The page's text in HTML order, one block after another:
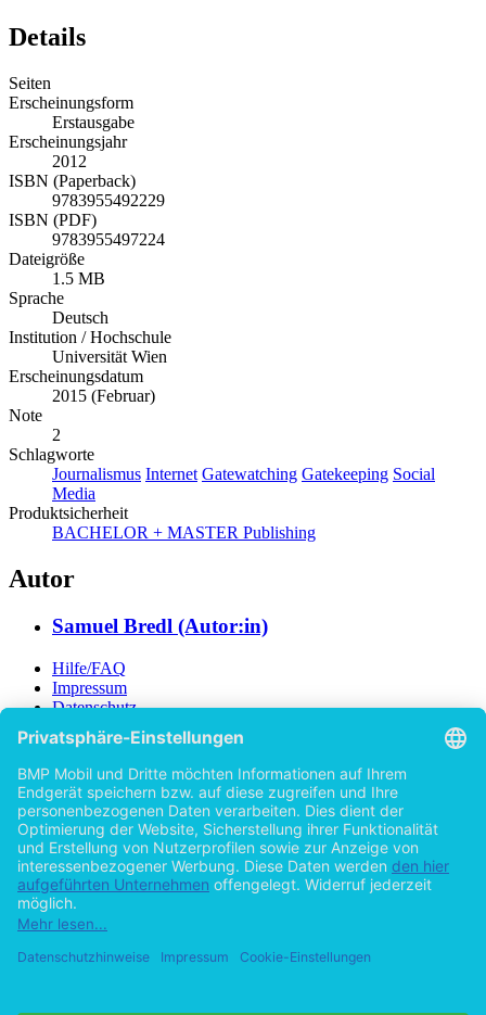
Details
Seiten
Erscheinungsform
Erstausgabe
Erscheinungsjahr
2012
ISBN (Paperback)
9783955492229
ISBN (PDF)
9783955497224
Dateigröße
1.5 MB
Sprache
Deutsch
Institution / Hochschule
Universität Wien
Erscheinungsdatum
2015 (Februar)
Note
2
Schlagworte
Journalismus Internet Gatewatching Gatekeeping Social
Media
Produktsicherheit
BACHELOR + MASTER Publishing
Autor
Samuel Bredl (Autor:in)
Hilfe/FAQ
Impressum
Datenschutz
AGB
Vertrag widerrufen
Zur Desktop-Version
Copyright ©Imprint in der Bedey & Thoms Media GmbH
byOpen Publishing
Zurück